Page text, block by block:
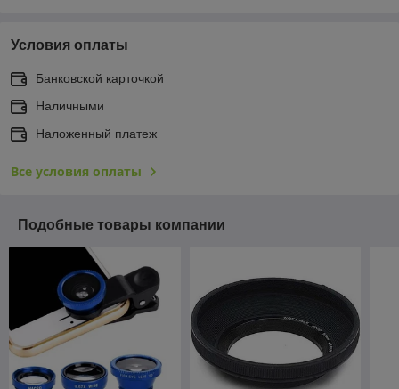
Условия оплаты
Банковской карточкой
Наличными
Наложенный платеж
Все условия оплаты
Подобные товары компании